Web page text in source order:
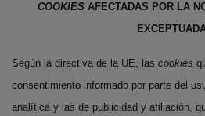
COOKIES AFECTADAS POR LA
Según la directiva de la UE, las cookies
consentimiento informado por parte del
analítica y las de publicidad y afiliación,